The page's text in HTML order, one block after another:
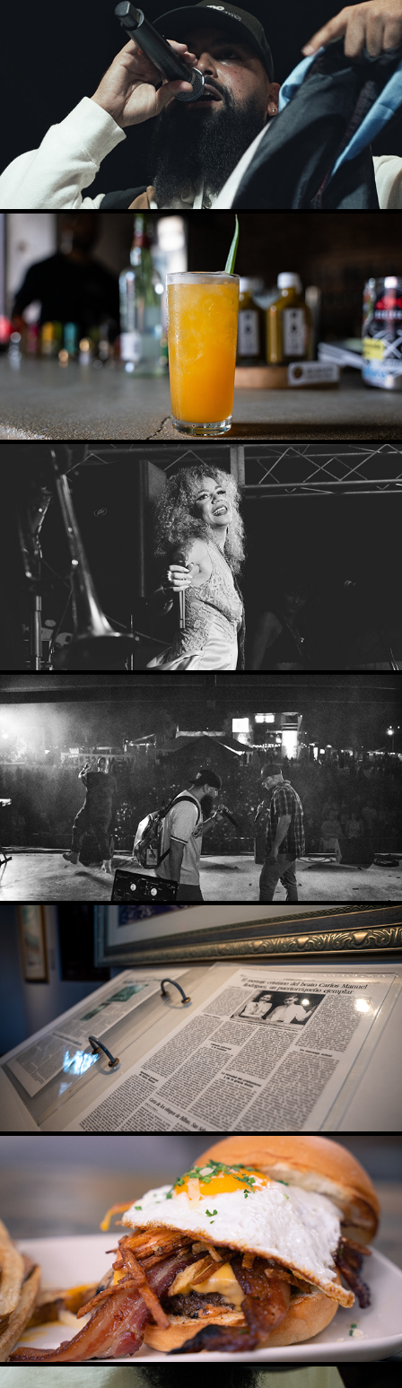
HIJO DE BORIKÉN @ SHOELIGAN FESTIVAL
2024
EL NIDO BARRA - PRODUCTOS
2023
CITA @ GRITO DE CONCIENCIA FESTIVAL
2024
FESTIVAL COLOR CARIBE
2023
MUSEOS CAGUAS
2023
EL NIDO BRUNCH - PRODUCTOS
2023